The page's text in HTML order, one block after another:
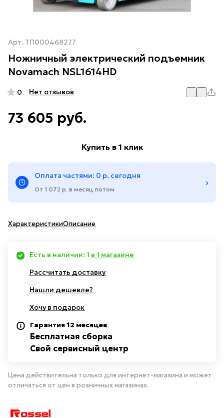
Арт. ТП000468277
Ножничный электрический подъемник
Novamach NSL1614HD
0 Нет отзывов
73 605 руб.
Купить в 1 клик
Оплата частями: 0 р. сегодня
От 1 072 р. в месяц потом
›
ХарактеристикиОписание
Есть в наличии: 1 в 1 магазине
Рассчитать доставку
Нашли дешевле?
Хочу в подарок
Гарантия 12 месяцев
Бесплатная сборка
Свой сервисный центр
Цена действительна только для интернет-магазина и может
отличаться от цен в розничных магазинах.